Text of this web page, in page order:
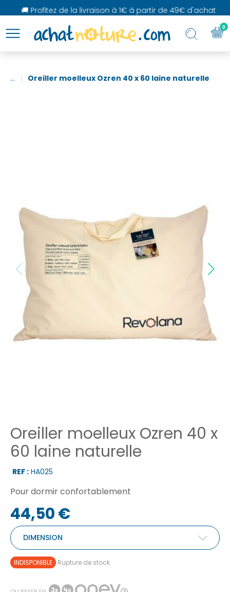
🚚 Profitez de la livraison à 1€ à partir de 49€ d'achat
... Oreiller moelleux Ozren 40 x 60 laine naturelle
Oreiller moelleux Ozren 40 x
60 laine naturelle
REF : HA025
Pour dormir confortablement
44,50 €
DIMENSION
INDISPONIBLE Rupture de stock
0